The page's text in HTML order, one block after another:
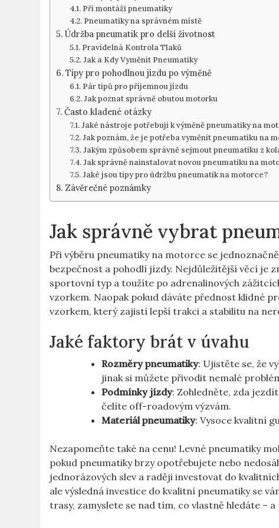
Při montáži pneumatiky
Pneumatiky na správném místě
Údržba pneumatik pro delší životnost
Pravidelná Kontrola Tlaků
Jak a Kdy Vyměnit Pneumatiky
Tipy pro pohodlnou jízdu po výměně
Pár tipů pro příjemnou jízdu
Jak poznat správně obutou motorku
Často kladené otázky
Jaké nástroje potřebuji k výměně pneumatiky na
Jak poznám, že je potřeba vyměnit pneumatiku na
Jakým způsobem správně sejmout pneumatiku z
Jak správně nainstalovat novou pneumatiku na
Jaké jsou tipy pro údržbu pneumatik na motorce?
Závěrečné poznámky
Jak správně vybrat
Při výběru pneumatiky na motorce se
bezpečnost a pohodlí jízdy. Nejdůležitější věcí je
sportovní typ a toužíte po adrenalinových
vzorkem. Naopak pokud dáváte přednost klidné
vzorkem, který zajistí lepší trakci a stabilitu na
Jaké faktory brát v úvahu
Rozměry pneumatiky: Ujistěte se, že
jinak si můžete přivodit nemalé
Podmínky jízdy: Zohledněte, zda
čelíte off-roadovým výzvám.
Materiál pneumatiky: Vysoce kvalitní
Nezapomeňte také na cenu! Levné pneumatiky
pokud pneumatiky brzy opotřebujete nebo
jednorázových slev a raději investovat do
ale výsledná investice do kvalitní pneumatiky se
trasy, zamyslete se nad tím, co vlastně hledáte –